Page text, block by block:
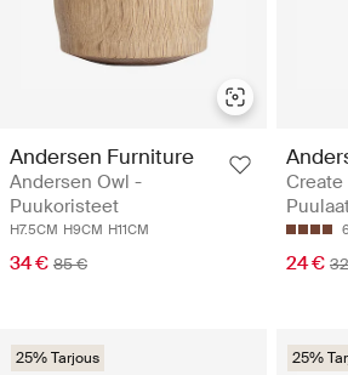
Andersen Furniture
Andersen Owl -
Puukoristeet
H7.5CM H9CM H11CM
34 € 85 € 24 €
25% Tarjous 25%